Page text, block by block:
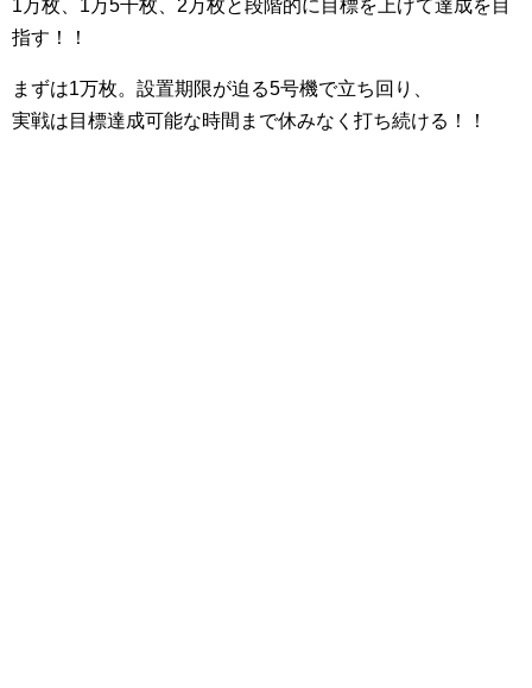
1万枚、1万5千枚、2万枚と段階的に目標を上げて達成を目
指す！！
まずは1万枚。設置期限が迫る5号機で立ち回り、
実戦は目標達成可能な時間まで休みなく打ち続ける！！